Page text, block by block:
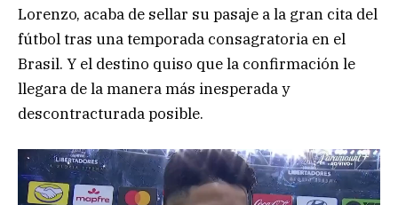
Lorenzo, acaba de sellar su pasaje a la gran cita del
fútbol tras una temporada consagratoria en el
Brasil. Y el destino quiso que la confirmación le
llegara de la manera más inesperada y
descontracturada posible.